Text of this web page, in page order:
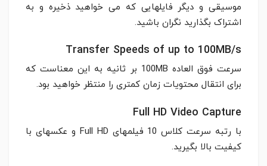
موسیقی و دیگر فایلهایی که می خواهید ذخیره و به
اشتراک بگذارید نگران باشید.
Transfer Speeds of up to 100MB/s
سرعت فوق العاده 100MB بر ثانیه به این معناست که
برای انتقال محتویات زمان کمتری را منتظر خواهید بود.
Full HD Video Capture
با رتبه سرعت کلاس 10 فیلمهای Full HD و عکسهای با
کیفیت بالا بگیرید.